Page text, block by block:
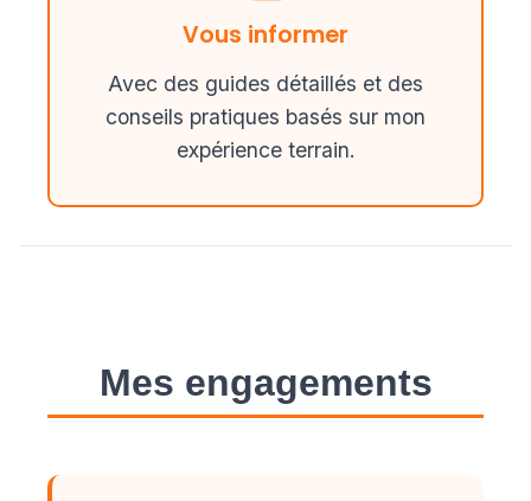
Vous informer
Avec des guides détaillés et des
conseils pratiques basés sur mon
expérience terrain.
Mes engagements